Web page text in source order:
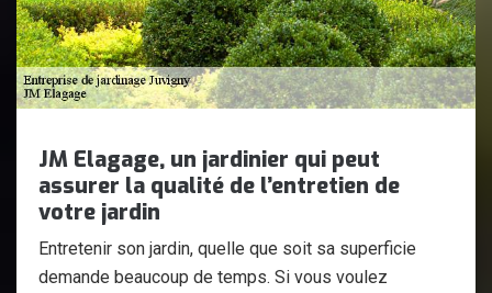
JM Elagage, un jardinier qui peut
assurer la qualité de l’entretien de
votre jardin
Entretenir son jardin, quelle que soit sa superficie
demande beaucoup de temps. Si vous voulez